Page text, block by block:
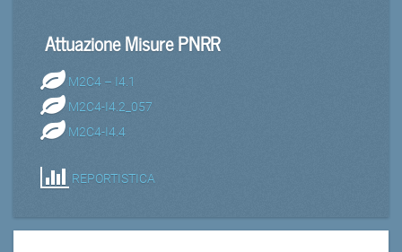
Attuazione Misure PNRR
M2C4 – I4.1
M2C4-I4.2_057
M2C4-I4.4
REPORTISTICA